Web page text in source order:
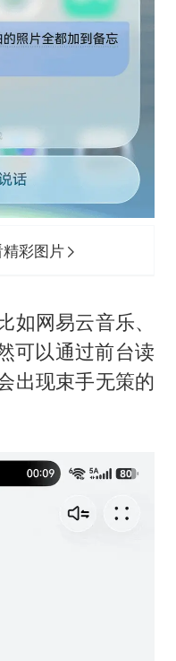
彩图片
如网易云音乐、
可以通过前台读
出现束手无策的